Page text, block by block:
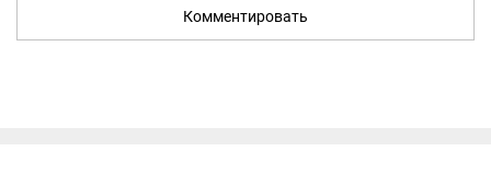
Комментировать